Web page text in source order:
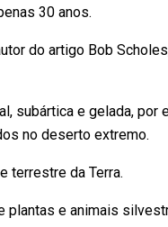
30 anos.
do artigo Bob
subártica e gelada, por
no deserto extremo.
terrestre da Terra.
plantas e animais